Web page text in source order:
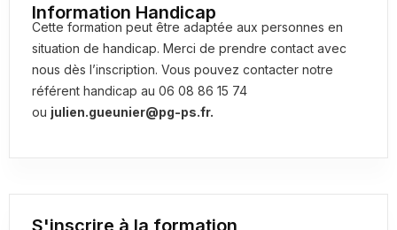
Information Handicap
Cette formation peut être adaptée aux personnes en
situation de handicap. Merci de prendre contact avec
nous dès l’inscription. Vous pouvez contacter notre
référent handicap au 06 08 86 15 74
ou julien.gueunier@pg-ps.fr.
S'inscrire à la formation